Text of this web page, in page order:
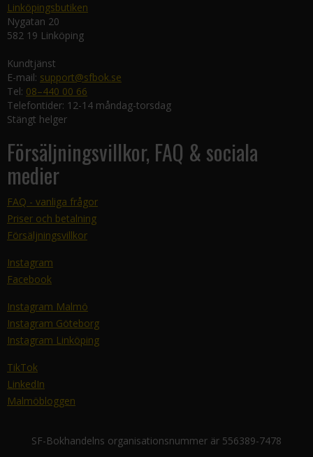
Linköpingsbutiken
Nygatan 20
582 19 Linköping
Kundtjänst
E-mail: support@sfbok.se
Tel: 08–440 00 66
Telefontider: 12-14 måndag-torsdag
Stängt helger
Försäljningsvillkor, FAQ & sociala
medier
FAQ - vanliga frågor
Priser och betalning
Försäljningsvillkor
Instagram
Facebook
Instagram Malmö
Instagram Göteborg
Instagram Linköping
TikTok
LinkedIn
Malmöbloggen
SF-Bokhandelns organisationsnummer är 556389-7478